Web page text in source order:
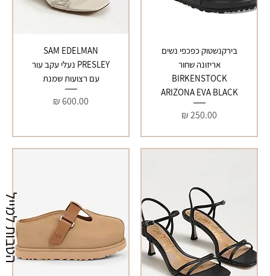
הטבות למייל
בירקנשטוק כפכפי נשים
אריזונה שחור
BIRKENSTOCK
ARIZONA EVA BLACK
מחיר
SAM EDELMAN
PRESLEY נעלי עקב עור
עם רצועות שמנת
מחיר